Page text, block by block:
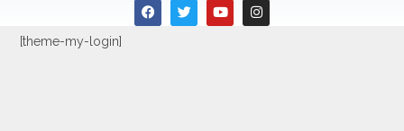
[theme-my-login]